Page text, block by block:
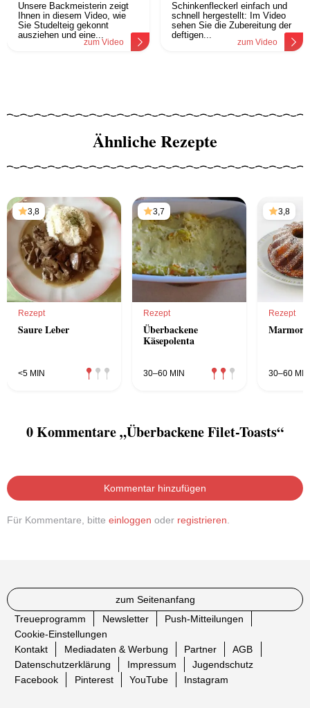
Unsere Backmeisterin zeigt
Ihnen in diesem Video, wie
Sie Studelteig gekonnt
ausziehen und eine...
zum Video
Schinkenfleckerl einfach und
schnell hergestellt: Im Video
sehen Sie die Zubereitung der
deftigen...
zum Video
Ähnliche Rezepte
3,8
Rezept
Saure Leber
<5 MIN
3,7
Rezept
Überbackene
Käsepolenta
30–60 MIN
3,8
Rezept
Marmor-
30–60 MIN
0 Kommentare „Überbackene Filet-Toasts“
Kommentar hinzufügen
Für Kommentare, bitte einloggen oder registrieren.
zum Seitenanfang
Treueprogramm
Newsletter
Push-Mitteilungen
Cookie-Einstellungen
Kontakt
Mediadaten & Werbung Partner
AGB
Datenschutzerklärung
Impressum
Jugendschutz
Facebook
Pinterest YouTube Instagram